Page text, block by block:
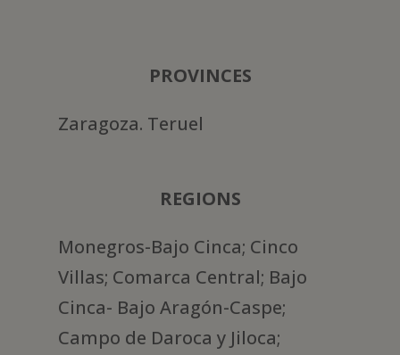
PROVINCES
Zaragoza. Teruel
REGIONS
Monegros-Bajo Cinca; Cinco
Villas; Comarca Central; Bajo
Cinca- Bajo Aragón-Caspe;
Campo de Daroca y Jiloca;